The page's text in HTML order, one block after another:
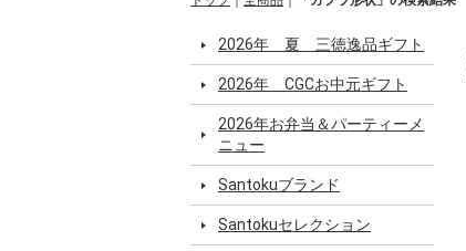
2026年 夏 三徳逸品ギフト
2026年 CGCお中元ギフト
2026年お弁当＆パーティーメ
ニュー
Santokuブランド
Santokuセレクション